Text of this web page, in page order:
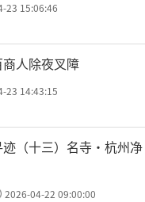
23 15:06:46
人除夜叉障
23 14:43:15
迹（十三）名寺·杭州净
2026-04-22 09:00:00